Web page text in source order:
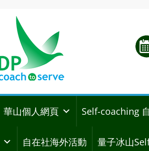
華山個人網頁 Self-coaching
自在社海外活動 量子冰山